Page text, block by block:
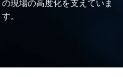
現場の高度化を支えていま
す。